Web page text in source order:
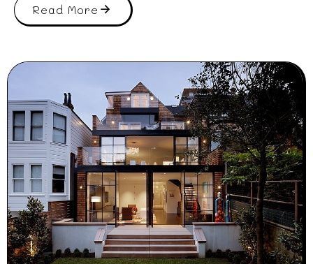
Read More